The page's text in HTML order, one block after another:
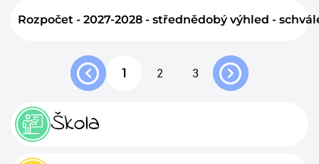
Škola
Rozpočet - 2027-2028 - střednědobý výhled -
1 2 3